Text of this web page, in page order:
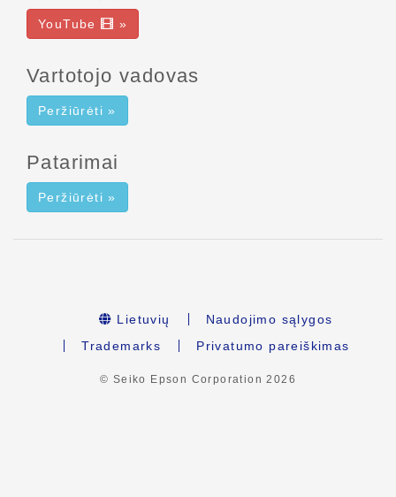
YouTube »
Vartotojo vadovas
Peržiūrėti »
Patarimai
Peržiūrėti »
Lietuvių
Naudojimo sąlygos
Trademarks
Privatumo pareiškimas
© Seiko Epson Corporation2026